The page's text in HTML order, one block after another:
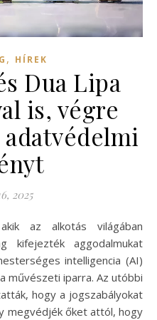
, HÍREK
Dua Lipa
is, végre
2025
kifejezték aggodalmukat
intelligencia (AI)
művészeti iparra. Az utóbbi
hogy a jogszabályokat
megvédjék őket attól, hogy